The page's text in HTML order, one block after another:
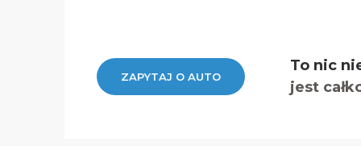
ZAPYTAJ O AUTO
To nic
jest